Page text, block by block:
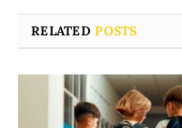
RELATEDPOSTS